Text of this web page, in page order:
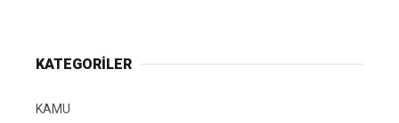
KATEGORİLER
KAMU